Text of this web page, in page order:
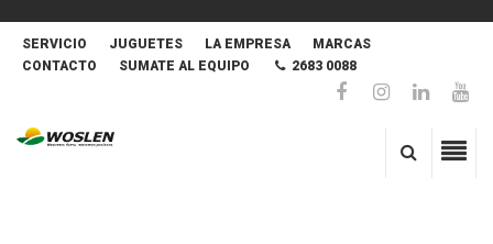
SERVICIO JUGUETES LA EMPRESA
MARCAS
CONTACTO
SUMATE AL EQUIPO 2683 0088